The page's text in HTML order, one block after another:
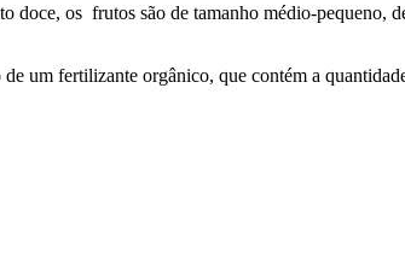
os frutos são de tamanho médio-pequeno,
um fertilizante orgânico, que contém a